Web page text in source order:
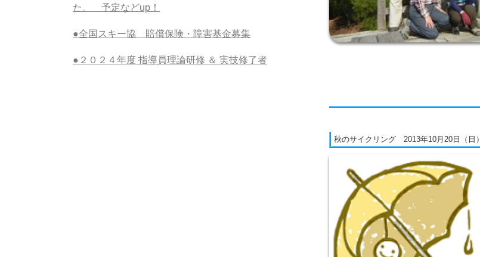
秋のサイクリング 2013年10月20日（日）
た。 予定などup！
●全国スキー協 賠償保険・障害基金募集
●２０２４年度 指導員理論研修 ＆ 実技修了者